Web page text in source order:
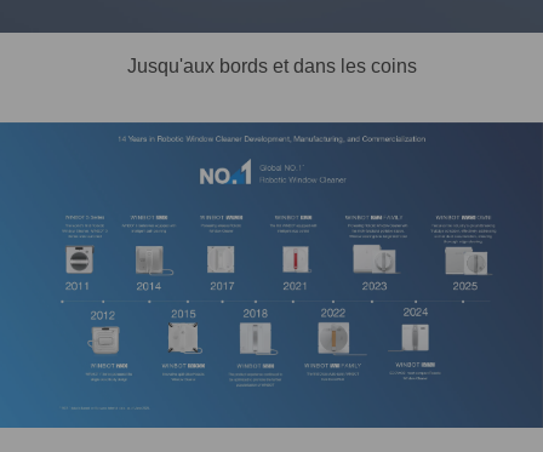
Jusqu'aux bords et dans les coins